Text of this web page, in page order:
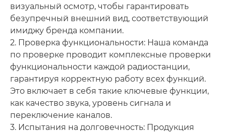
визуальный осмотр, чтобы гарантировать
безупречный внешний вид, соответствующий
имиджу бренда компании.
2. Проверка функциональности: Наша команда
по проверке проводит комплексные проверки
функциональности каждой радиостанции,
гарантируя корректную работу всех функций.
Это включает в себя такие ключевые функции,
как качество звука, уровень сигнала и
переключение каналов.
3. Испытания на долговечность: Продукция